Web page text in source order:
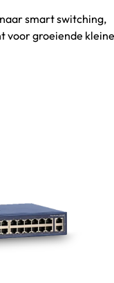
smart switching,
voor groeiende kleine